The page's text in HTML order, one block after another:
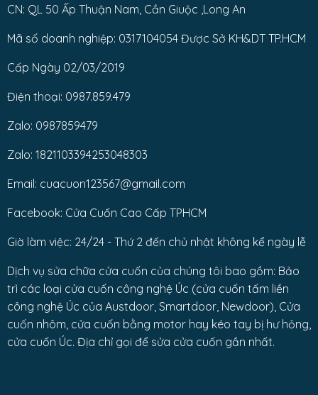
CN: QL 50 Ấp Thuận Nam, Cần Giuộc ,Long An
Mã số doanh nghiệp: 0317104054 Được Sở KH&DT TP.HCM
Cấp Ngày 02/03/2019
Điện thoại: 0987.859.479
Zalo: 0987859479
Zalo: 1821103394253048303
Email: cuacuon123567@gmail.com
Facebook: Cửa Cuốn Cao Cấp TPHCM
Giờ làm việc: 24/24 - Thứ 2 đến chủ nhật không kể ngày lễ
Dịch vụ sửa chữa cửa cuốn của chúng tôi bao gồm: Bảo
trì các loại cửa cuốn công nghệ Úc (cửa cuốn tấm liền
công nghệ Úc của Austdoor, Smartdoor, Newdoor), Cửa
cuốn nhôm, cửa cuốn bằng motor hay kéo tay bị hư hỏng,
cửa cuốn Úc. Địa chỉ gọi để sửa cửa cuốn gần nhất.